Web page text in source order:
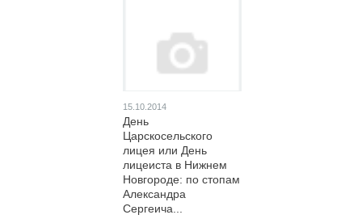
15.10.2014
День
Царскосельского
лицея или День
лицеиста в Нижнем
Новгороде: по стопам
Александра
Сергеича...